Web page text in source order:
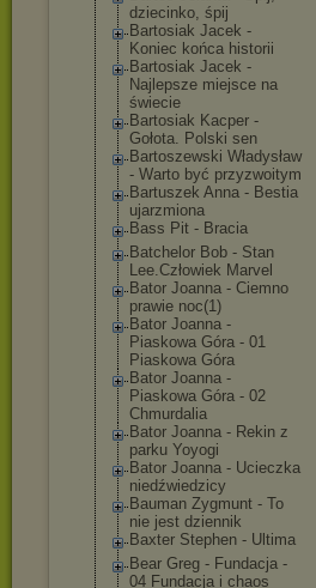
dziecinko, śpij
Bartosiak Jacek -
Koniec końca historii
Bartosiak Jacek -
Najlepsze miejsce na
świecie
Bartosiak Kacper -
Gołota. Polski sen
Bartoszewski Władysław
- Warto być przyzwoitym
Bartuszek Anna - Bestia
ujarzmiona
Bass Pit - Bracia
Batchelor Bob - Stan
Lee.Człowiek Marvel
Bator Joanna - Ciemno
prawie noc(1)
Bator Joanna -
Piaskowa Góra - 01
Piaskowa Góra
Bator Joanna -
Piaskowa Góra - 02
Chmurdalia
Bator Joanna - Rekin z
parku Yoyogi
Bator Joanna - Ucieczka
niedźwiedzicy
Bauman Zygmunt - To
nie jest dziennik
Baxter Stephen - Ultima
Bear Greg - Fundacja -
04 Fundacja i chaos